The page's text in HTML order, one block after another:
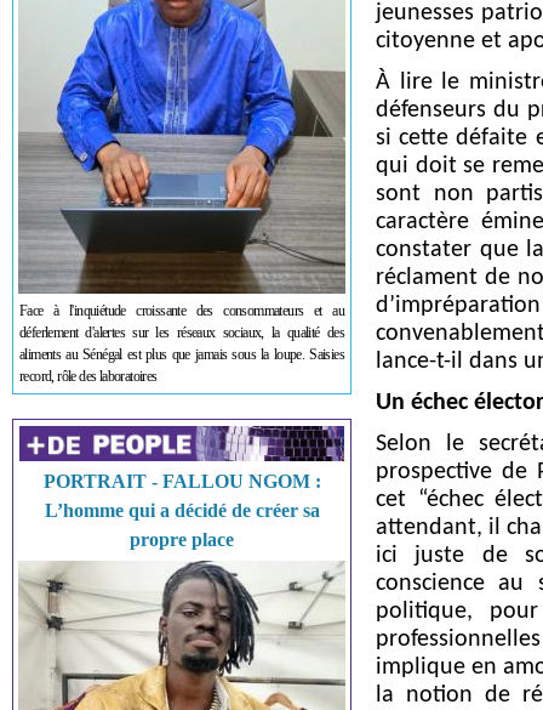
Face à l'inquiétude croissante des consommateurs et au
déferlement d'alertes sur les réseaux sociaux, la qualité des
aliments au Sénégal est plus que jamais sous la loupe. Saisies
record, rôle des laboratoires
PORTRAIT - FALLOU NGOM :
L’homme qui a décidé de créer sa
propre place
jeunesses
citoyenne et
À lire le
défenseurs du
si cette défaite
qui doit se
sont non
caractère
constater que
réclament de
lance-t-il dans
Un échec
Selon le
prospective de
cet “échec
attendant, il
ici juste de
conscience
politique,
implique en
la notion de